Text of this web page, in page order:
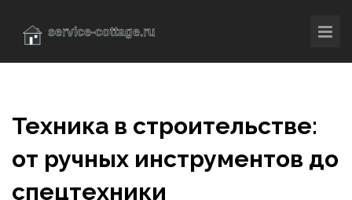
Техника в строительстве:
от ручных инструментов до
спецтехники